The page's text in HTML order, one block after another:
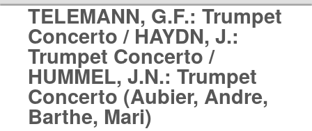
TELEMANN, G.F.: Trumpet
Concerto / HAYDN, J.:
Trumpet Concerto /
HUMMEL, J.N.: Trumpet
Concerto (Aubier, Andre,
Barthe, Mari)